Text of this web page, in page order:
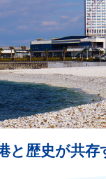
と歴史が共存